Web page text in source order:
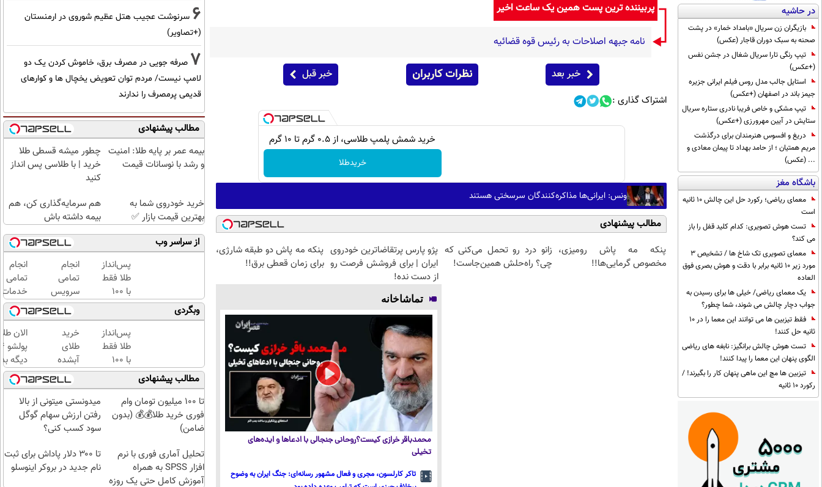
در حاشیه
بازیگران زن سریال «بامداد خمار» در پشت
صحنه به سبک دوران قاجار (عکس)
تیپ رنگی تارا سریال شغال در جشن نفس
(+عکس)
استایل جالب مدل روس فیلم ایرانی جزیره
جیمز باند در اصفهان (+عکس)
تیپ مشکی و خاص فریبا نادری ستاره سریال
ستایش در آیین مهرورزی (+عکس)
دریغ و افسوس هنرمندان برای درگذشت
مریم همتیان ؛ از حامد بهداد تا پیمان معادی و
... (عکس)
باشگاه مغز
معمای ریاضی؛ رکورد حل این چالش 10 ثانیه
است
تست هوش تصویری: کدام کلید قفل را باز
می کند؟
معمای تصویری تک شاخ ها / تشخیص 3
مورد زیر 10 ثانیه برابر با دقت و هوش بصری فوق
العاده
یک معمای ریاضی/ خیلی ها برای رسیدن به
جواب دچار چالش می شوند، شما چطور؟
فقط تیزبین ها می توانند این معما را در 10
ثانیه حل کنند!
تست هوش چالش برانگیز: نابغه های ریاضی
الگوی پنهان این معما را پیدا کنند!
تیزبین ها مچ این ماهی پنهان کار را بگیرند! /
رکورد 10 ثانیه
پربیننده ترین پست همین یک ساعت اخیر
نامه جبهه اصلاحات به رئیس قوه قضائیه
خبر بعد نظرات کاربران خبر قبل
اشتراک گذاری :
خرید شمش پلمپ طلاسی، از ۰.۵ گرم تا ۱۰ گرم
خریدطلا
ونس: ایرانی‌ها مذاکره‌کنندگان سرسختی هستند
مطالب پیشنهادی
پنکه مه پاش رومیزی،
مخصوص گرمایی‌ها!!
زانو درد رو تحمل می‌کنی که
چی؟ راه‌حلش همین‌جاست!
پژو پارس پرتقاضاترین خودروی
ایران | برای فروشش فرصت رو
از دست نده!
پنکه مه پاش دو طبقه شارژی،
برای زمان قعطی برق!!
تماشاخانه
محمدباقر خرازی کیست؟روحانی جنجالی با ادعاها و ایده‌های
تخیلی
تاکر کارلسون، مجری و فعال مشهور رسانه‌ای: جنگ ایران به وضوح
6 سرنوشت عجیب هتل عظیم شوروی در ارمنستان
(+تصاویر)
7 صرفه جویی در مصرف برق، خاموش کردن یک دو
لامپ نیست/ مردم توان تعویض یخچال ها و کوارهای
قدیمی پرمصرف را ندارند
مطالب پیشنهادی
بیمه عمر بر پایه طلا: امنیت
و رشد با نوسانات قیمت
چطور میشه قسطی طلا
خرید | با طلاسی پس انداز
کنید
خرید خودروی شما به
بهترین قیمت بازار ✅
هم سرمایه‌گذاری کن، هم
بیمه داشته باش
از سراسر وب
پس‌انداز
طلا فقط
با ۱۰۰
هزارتومان
(امن و
راحت)
انجام
تمامی
سرویس
های
ماشین
درمحل
انجام
تمامی
خدمات
در محل
با یدک
دات
وبگردی
پس‌انداز
طلا فقط
با ۱۰۰
هزارتومان
(امن و
راحت)
خرید
طلای
آبشده
حتی با
۱۰۰هزارتومان
الان
دیگه
طلا با
بی‌بهره
مطالب پیشنهادی
تا 100 میلیون تومان وام
فوری خرید طلا💰💰 (بدون
ضامن)
میدونستی میتونی از بالا
رفتن ارزش سهام گوگل
سود کسب کنی؟
تحلیل آماری فوری با نرم
افزار SPSS به همراه
آموزش کامل حتی یک روزه
تا ۳۰۰ دلار پاداش برای ثبت
نام جدید در بروکر اینوسلو